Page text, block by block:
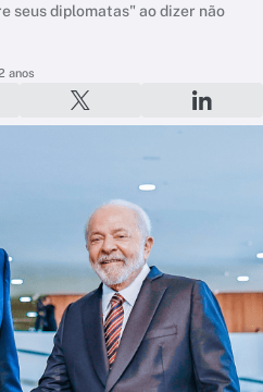
seus diplomatas" ao dizer não
anos